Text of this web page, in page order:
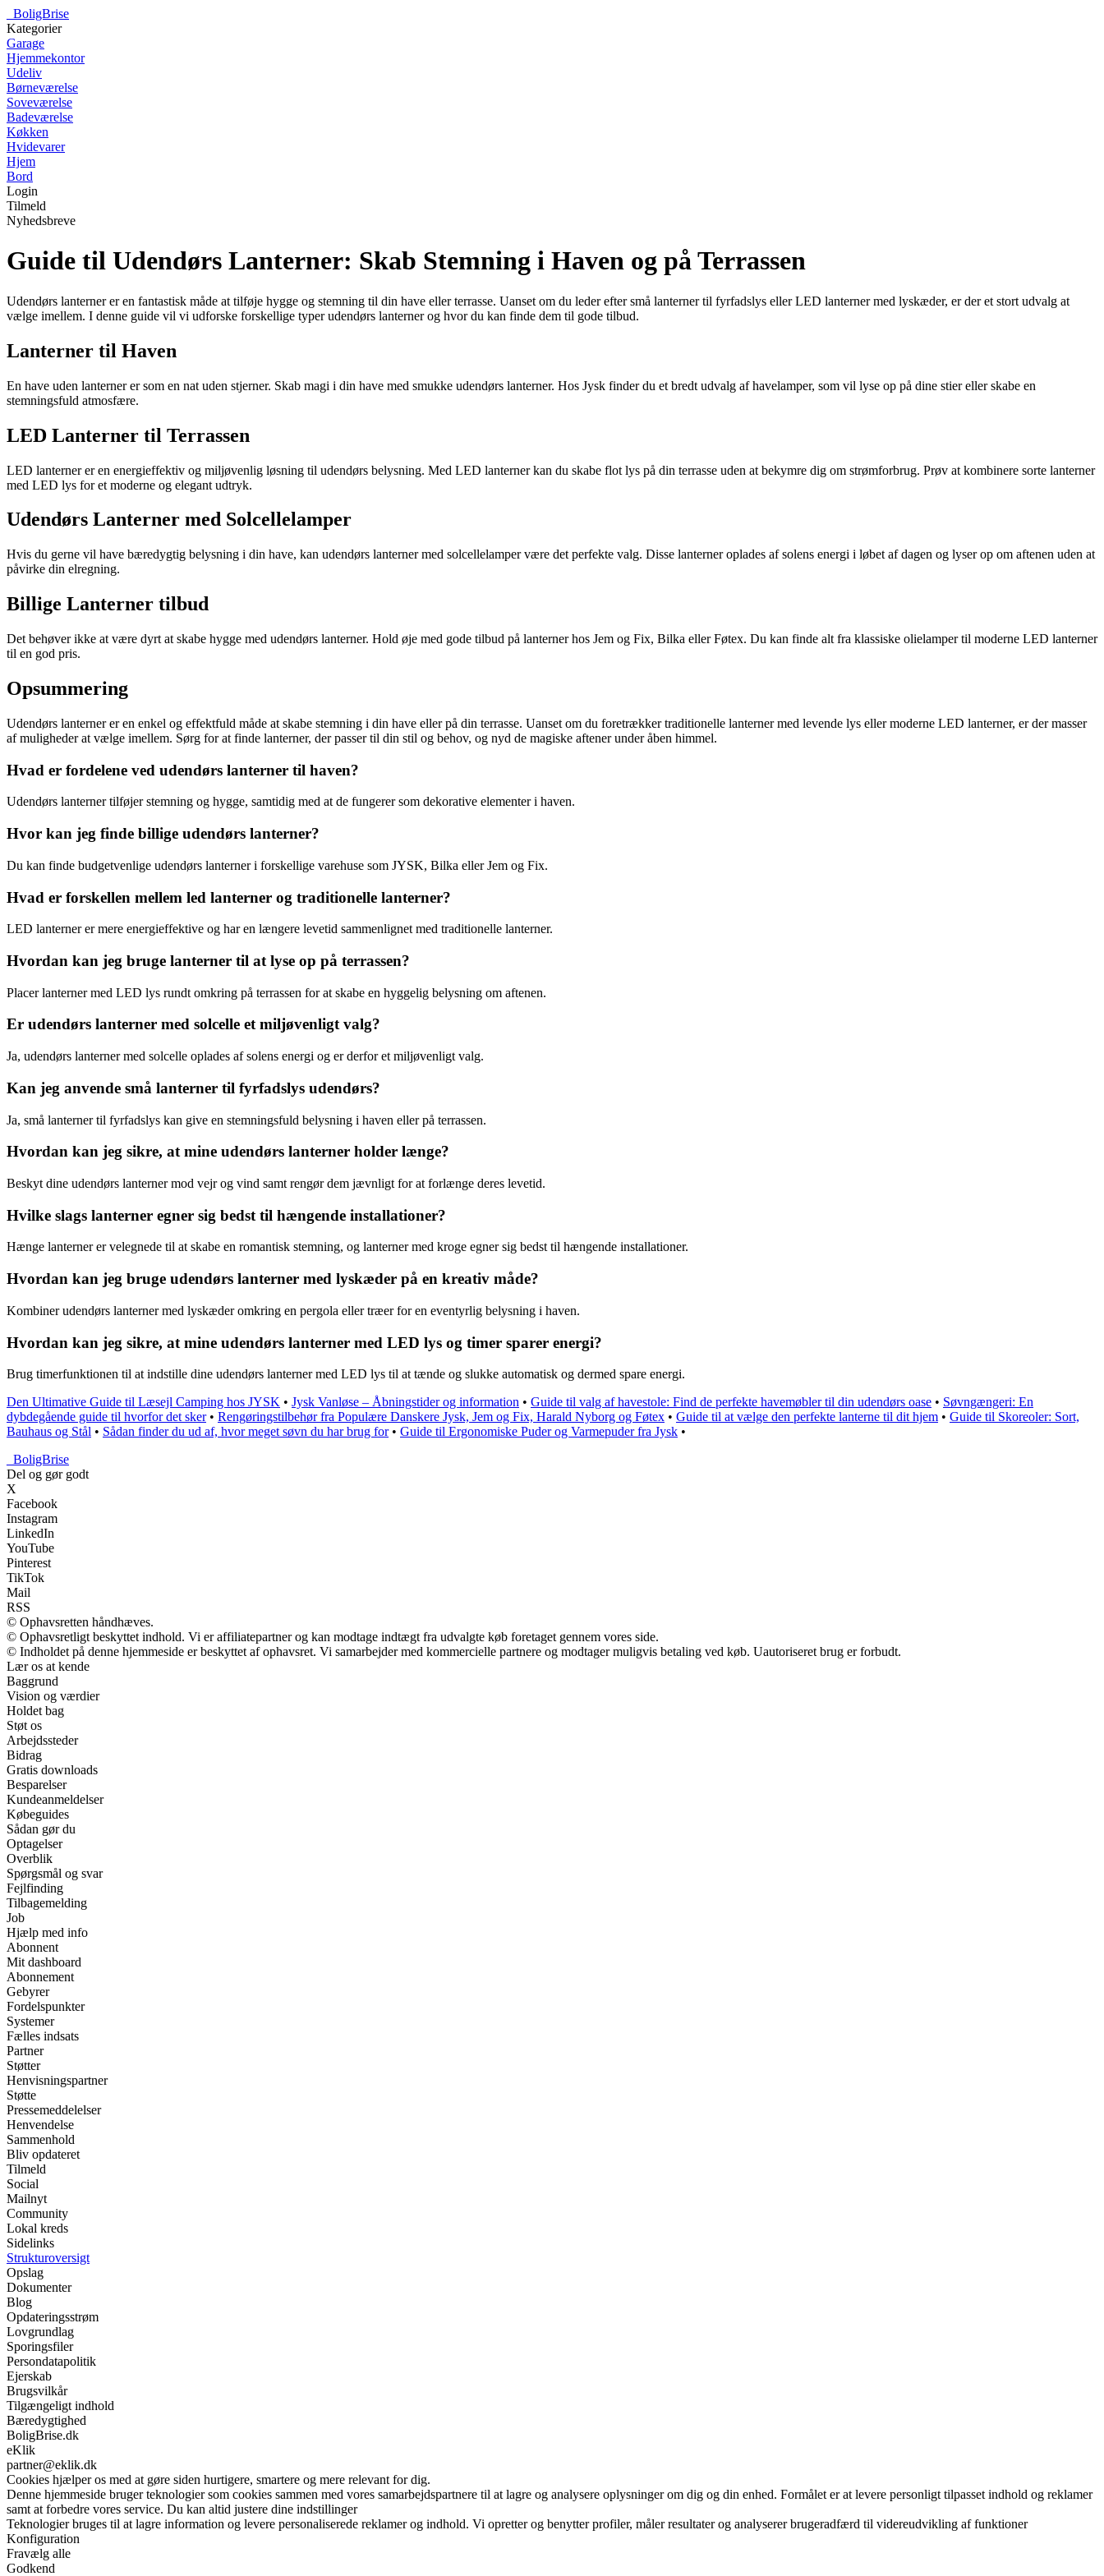
BoligBrise
Kategorier
Garage
Hjemmekontor
Udeliv
Børneværelse
Soveværelse
Badeværelse
Køkken
Hvidevarer
Hjem
Bord
Login
Tilmeld
Nyhedsbreve
Guide til Udendørs Lanterner: Skab Stemning i Haven og på Terrassen
Udendørs lanterner er en fantastisk måde at tilføje hygge og stemning til din have eller terrasse. Uanset om du leder efter små lanterner til fyrfadslys eller LED lanterner med lyskæder, er der et stort udvalg at
vælge imellem. I denne guide vil vi udforske forskellige typer udendørs lanterner og hvor du kan finde dem til gode tilbud.
Lanterner til Haven
En have uden lanterner er som en nat uden stjerner. Skab magi i din have med smukke udendørs lanterner. Hos Jysk finder du et bredt udvalg af havelamper, som vil lyse op på dine stier eller skabe en
stemningsfuld atmosfære.
LED Lanterner til Terrassen
LED lanterner er en energieffektiv og miljøvenlig løsning til udendørs belysning. Med LED lanterner kan du skabe flot lys på din terrasse uden at bekymre dig om strømforbrug. Prøv at kombinere sorte lanterner
med LED lys for et moderne og elegant udtryk.
Udendørs Lanterner med Solcellelamper
Hvis du gerne vil have bæredygtig belysning i din have, kan udendørs lanterner med solcellelamper være det perfekte valg. Disse lanterner oplades af solens energi i løbet af dagen og lyser op om aftenen uden at
påvirke din elregning.
Billige Lanterner tilbud
Det behøver ikke at være dyrt at skabe hygge med udendørs lanterner. Hold øje med gode tilbud på lanterner hos Jem og Fix, Bilka eller Føtex. Du kan finde alt fra klassiske olielamper til moderne LED lanterner
til en god pris.
Opsummering
Udendørs lanterner er en enkel og effektfuld måde at skabe stemning i din have eller på din terrasse. Uanset om du foretrækker traditionelle lanterner med levende lys eller moderne LED lanterner, er der masser
af muligheder at vælge imellem. Sørg for at finde lanterner, der passer til din stil og behov, og nyd de magiske aftener under åben himmel.
Hvad er fordelene ved udendørs lanterner til haven?
Udendørs lanterner tilføjer stemning og hygge, samtidig med at de fungerer som dekorative elementer i haven.
Hvor kan jeg finde billige udendørs lanterner?
Du kan finde budgetvenlige udendørs lanterner i forskellige varehuse som JYSK, Bilka eller Jem og Fix.
Hvad er forskellen mellem led lanterner og traditionelle lanterner?
LED lanterner er mere energieffektive og har en længere levetid sammenlignet med traditionelle lanterner.
Hvordan kan jeg bruge lanterner til at lyse op på terrassen?
Placer lanterner med LED lys rundt omkring på terrassen for at skabe en hyggelig belysning om aftenen.
Er udendørs lanterner med solcelle et miljøvenligt valg?
Ja, udendørs lanterner med solcelle oplades af solens energi og er derfor et miljøvenligt valg.
Kan jeg anvende små lanterner til fyrfadslys udendørs?
Ja, små lanterner til fyrfadslys kan give en stemningsfuld belysning i haven eller på terrassen.
Hvordan kan jeg sikre, at mine udendørs lanterner holder længe?
Beskyt dine udendørs lanterner mod vejr og vind samt rengør dem jævnligt for at forlænge deres levetid.
Hvilke slags lanterner egner sig bedst til hængende installationer?
Hænge lanterner er velegnede til at skabe en romantisk stemning, og lanterner med kroge egner sig bedst til hængende installationer.
Hvordan kan jeg bruge udendørs lanterner med lyskæder på en kreativ måde?
Kombiner udendørs lanterner med lyskæder omkring en pergola eller træer for en eventyrlig belysning i haven.
Hvordan kan jeg sikre, at mine udendørs lanterner med LED lys og timer sparer energi?
Brug timerfunktionen til at indstille dine udendørs lanterner med LED lys til at tænde og slukke automatisk og dermed spare energi.
Den Ultimative Guide til Læsejl Camping hos JYSK • Jysk Vanløse – Åbningstider og information • Guide til valg af havestole: Find de perfekte havemøbler til din udendørs oase • Søvngængeri: En
dybdegående guide til hvorfor det sker• Rengøringstilbehør fra Populære Danskere Jysk, Jem og Fix, Harald Nyborg og Føtex • Guide til at vælge den perfekte lanterne til dit hjem • Guide til Skoreoler: Sort,
Bauhaus og Stål • Sådan finder du ud af, hvor meget søvn du har brug for• Guide til Ergonomiske Puder og Varmepuder fra Jysk •
BoligBrise
Del og gør godt
X
Facebook
Instagram
LinkedIn
YouTube
Pinterest
TikTok
Mail
RSS
© Ophavsretten håndhæves.
© Ophavsretligt beskyttet indhold. Vi er affiliatepartner og kan modtage indtægt fra udvalgte køb foretaget gennem vores side.
© Indholdet på denne hjemmeside er beskyttet af ophavsret. Vi samarbejder med kommercielle partnere og modtager muligvis betaling ved køb. Uautoriseret brug er forbudt.
Lær os at kende
Baggrund
Vision og værdier
Holdet bag
Støt os
Arbejdssteder
Bidrag
Gratis downloads
Besparelser
Kundeanmeldelser
Købeguides
Sådan gør du
Optagelser
Overblik
Spørgsmål og svar
Fejlfinding
Tilbagemelding
Job
Hjælp med info
Abonnent
Mit dashboard
Abonnement
Gebyrer
Fordelspunkter
Systemer
Fælles indsats
Partner
Støtter
Henvisningspartner
Støtte
Pressemeddelelser
Henvendelse
Sammenhold
Bliv opdateret
Tilmeld
Social
Mailnyt
Community
Lokal kreds
Sidelinks
Strukturoversigt
Opslag
Dokumenter
Blog
Opdateringsstrøm
Lovgrundlag
Sporingsfiler
Persondatapolitik
Ejerskab
Brugsvilkår
Tilgængeligt indhold
Bæredygtighed
BoligBrise.dk
eKlik
partner@eklik.dk
Cookies hjælper os med at gøre siden hurtigere, smartere og mere relevant for dig.
Denne hjemmeside bruger teknologier som cookies sammen med vores samarbejdspartnere til at lagre og analysere oplysninger om dig og din enhed. Formålet er at levere personligt tilpasset indhold og reklamer
samt at forbedre vores service. Du kan altid justere dine indstillinger
Teknologier bruges til at lagre information og levere personaliserede reklamer og indhold. Vi opretter og benytter profiler, måler resultater og analyserer brugeradfærd til videreudvikling af funktioner
Konfiguration
Fravælg alle
Godkend